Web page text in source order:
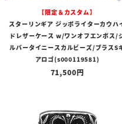
在庫の有無
在庫あり
【限定＆カスタム】
スターリンギア ジッポライターカウハ
ドレザーケース w/ワンオフエンボス/
ルバータイニースカルビーズ/ブラスS
アロゴ(s000119581)
71,500